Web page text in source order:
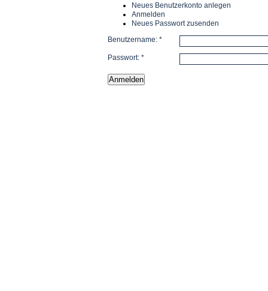
Neues Benutzerkonto anlegen
Anmelden
Neues Passwort zusenden
Benutzername: *
Passwort: *